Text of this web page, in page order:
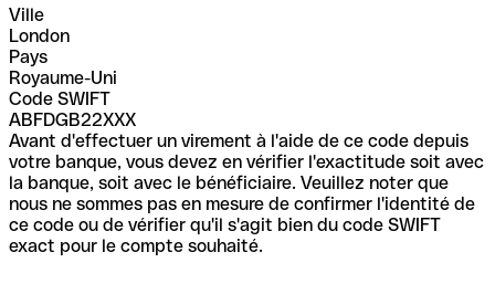
Ville
London
Pays
Royaume-Uni
Code SWIFT
ABFDGB22XXX
Avant d'effectuer un virement à l'aide de ce code depuis
votre banque, vous devez en vérifier l'exactitude soit avec
la banque, soit avec le bénéficiaire. Veuillez noter que
nous ne sommes pas en mesure de confirmer l'identité de
ce code ou de vérifier qu'il s'agit bien du code SWIFT
exact pour le compte souhaité.